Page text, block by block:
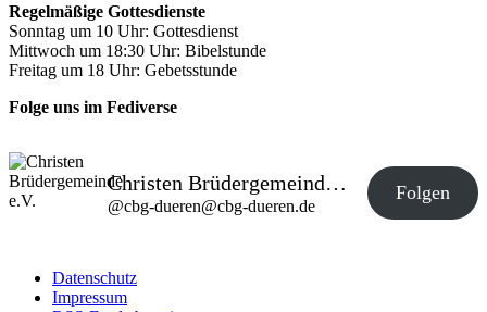
Regelmäßige Gottesdienste
Sonntag um 10 Uhr: Gottesdienst
Mittwoch um 18:30 Uhr: Bibelstunde
Freitag um 18 Uhr: Gebetsstunde
Folge uns im Fediverse
Christen Brüdergemeinde e.V.
@cbg-dueren@cbg-dueren.de
Folgen
Datenschutz
Impressum